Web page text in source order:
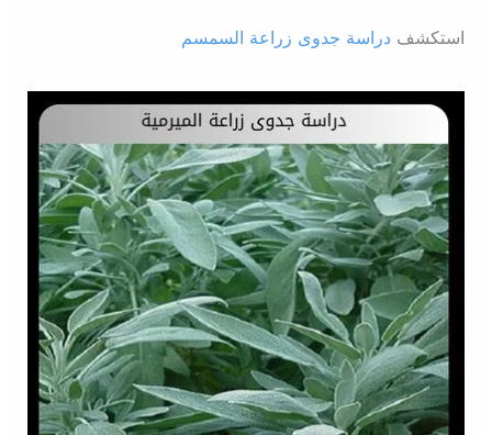
استكشف دراسة جدوى زراعة السمسم